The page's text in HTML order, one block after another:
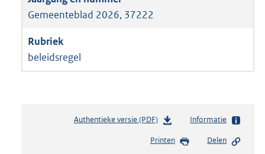
Gemeenteblad 2026, 37222
beleidsregel
Authentieke versie (PDF)b
s
Informatie
Printen Delen